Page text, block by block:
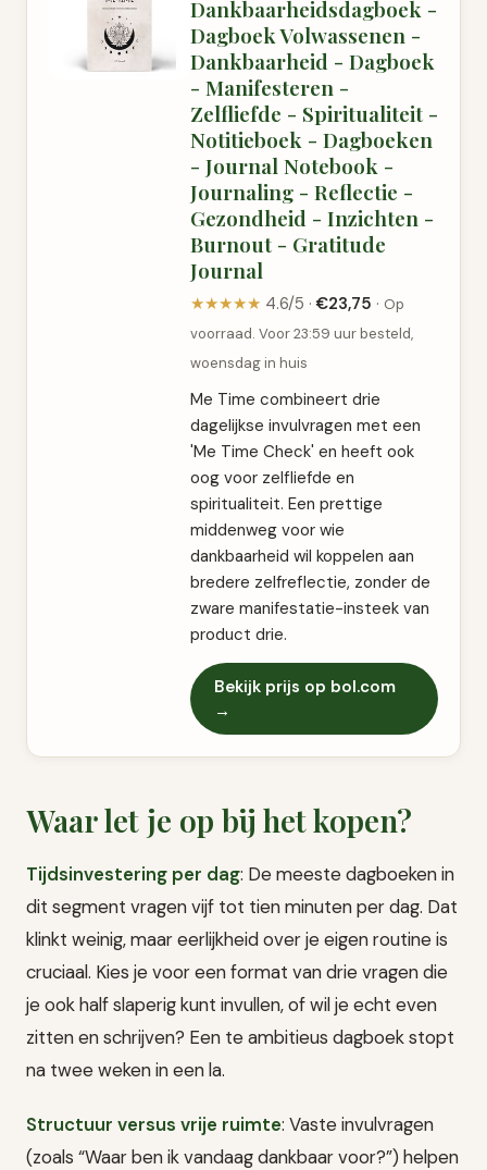
Dankbaarheidsdagboek -
Dagboek Volwassenen -
Dankbaarheid - Dagboek
- Manifesteren -
Zelfliefde - Spiritualiteit -
Notitieboek - Dagboeken
- Journal Notebook -
Journaling - Reflectie -
Gezondheid - Inzichten -
Burnout - Gratitude
Journal
★★★★★ 4.6/5 ·€23,75 · Op
voorraad. Voor 23:59 uur besteld,
woensdag in huis
Me Time combineert drie
dagelijkse invulvragen met een
'Me Time Check' en heeft ook
oog voor zelfliefde en
spiritualiteit. Een prettige
middenweg voor wie
dankbaarheid wil koppelen aan
bredere zelfreflectie, zonder de
zware manifestatie-insteek van
product drie.
Bekijk prijs op bol.com
→
Waar let je op bij het kopen?
Tijdsinvestering per dag: De meeste dagboeken in
dit segment vragen vijf tot tien minuten per dag. Dat
klinkt weinig, maar eerlijkheid over je eigen routine is
cruciaal. Kies je voor een format van drie vragen die
je ook half slaperig kunt invullen, of wil je echt even
zitten en schrijven? Een te ambitieus dagboek stopt
na twee weken in een la.
Structuur versus vrije ruimte: Vaste invulvragen
(zoals “Waar ben ik vandaag dankbaar voor?”) helpen